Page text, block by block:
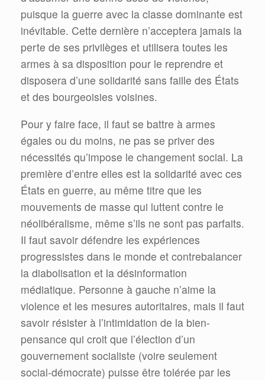
puisque la guerre avec la classe dominante est
inévitable. Cette dernière n’acceptera jamais la
perte de ses privilèges et utilisera toutes les
armes à sa disposition pour le reprendre et
disposera d’une solidarité sans faille des États
et des bourgeoisies voisines.
Pour y faire face, il faut se battre à armes
égales ou du moins, ne pas se priver des
nécessités qu’impose le changement social. La
première d’entre elles est la solidarité avec ces
États en guerre, au même titre que les
mouvements de masse qui luttent contre le
néolibéralisme, même s’ils ne sont pas parfaits.
Il faut savoir défendre les expériences
progressistes dans le monde et contrebalancer
la diabolisation et la désinformation
médiatique. Personne à gauche n’aime la
violence et les mesures autoritaires, mais il faut
savoir résister à l’intimidation de la bien-
pensance qui croit que l’élection d’un
gouvernement socialiste (voire seulement
social-démocrate) puisse être tolérée par les